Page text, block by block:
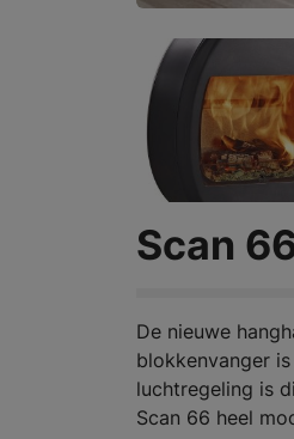
Scan
De nieuwe
blokkenvanger
luchtregeling is
Scan 66 heel